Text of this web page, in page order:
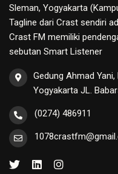
Sleman, Yogyakarta
Tagline dari Crast sendiri
Crast FM memiliki
sebutan Smart Listener
Gedung Ahmad
Yogyakarta JL.
(0274) 486911